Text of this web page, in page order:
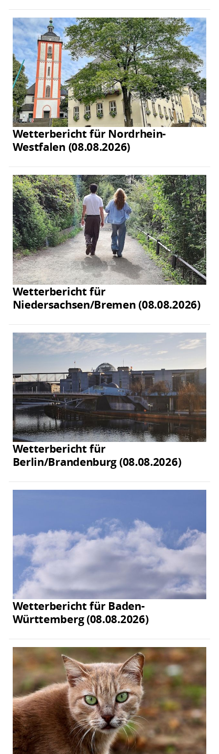
Wetterbericht für Nordrhein-
Westfalen (08.08.2026)
Wetterbericht für
Niedersachsen/Bremen (08.08.2026)
Wetterbericht für
Berlin/Brandenburg (08.08.2026)
Wetterbericht für Baden-
Württemberg (08.08.2026)